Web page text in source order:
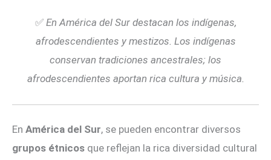
✅ En América del Sur destacan los indígenas,
afrodescendientes y mestizos. Los indígenas
conservan tradiciones ancestrales; los
afrodescendientes aportan rica cultura y música.
En América del Sur, se pueden encontrar diversos
grupos étnicos que reflejan la rica diversidad cultural